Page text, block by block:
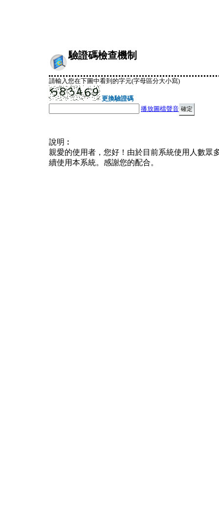
驗證碼檢查機制
請輸入您在下圖中看到的字元(字母區分大小寫)
更換驗證碼
播放圖檔聲音
說明︰
親愛的使用者，您好！由於目前系統使用人數眾
續使用本系統。感謝您的配合。